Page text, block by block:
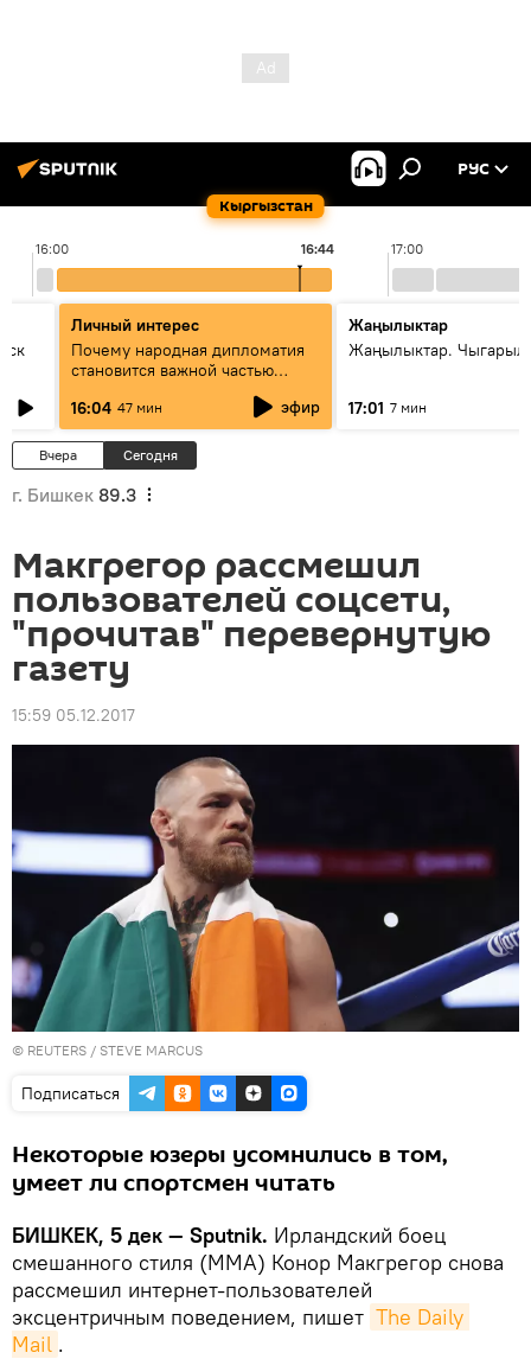
Кыргызстан
РУС
16:00 17:00
16:44
Личный интерес
Почему народная дипломатия
становится важной частью
сотрудничества
16:04 47 мин эфир
Жаңылыктар
Жаңылыктар.
17:01 7 мин
Вчера Сегодня
г. Бишкек 89.3
Макгрегор рассмешил
пользователей соцсети,
"прочитав" перевернутую
газету
15:59 05.12.2017
© REUTERS / STEVE MARCUS
Подписаться
Некоторые юзеры усомнились в том,
умеет ли спортсмен читать
БИШКЕК, 5 дек — Sputnik. Ирландский боец
смешанного стиля (ММА) Конор Макгрегор снова
рассмешил интернет-пользователей
эксцентричным поведением, пишет The Daily
Mail .